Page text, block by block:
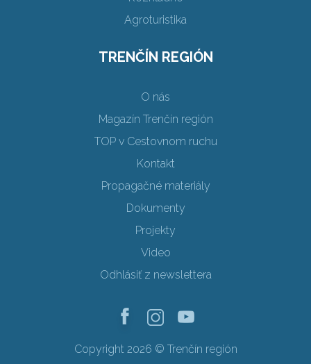
Agroturistika
TRENČÍN REGIÓN
O nás
Magazín Trenčín región
TOP v Cestovnom ruchu
Kontakt
Propagačné materiály
Dokumenty
Projekty
Video
Odhlásiť z newslettera
Copyright 2026 © Trenčín región